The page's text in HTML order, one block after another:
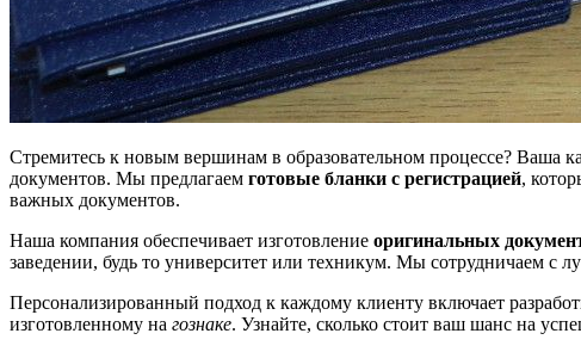
Стремитесь к новым вершинам в образовательном процессе? Ваша
документов. Мы предлагаем готовые бланки с регистрацией,
важных документов.
Наша компания обеспечивает изготовление оригинальных
заведении, будь то университет или техникум. Мы сотрудничаем с
Персонализированный подход к каждому клиенту включает
изготовленному на гознаке. Узнайте, сколько стоит ваш шанс на